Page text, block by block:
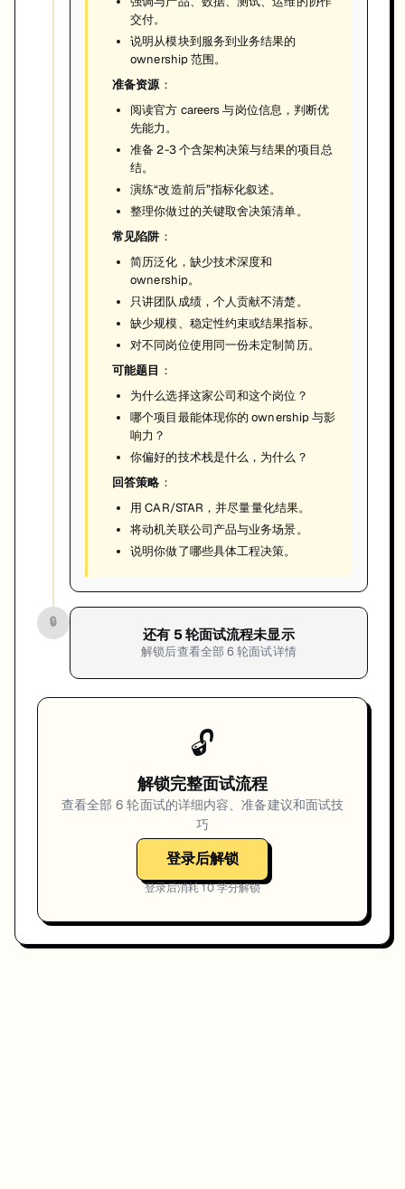
交付。
说明从模块到服务到业务结果的
ownership 范围。
准备资源：
阅读官方 careers 与岗位信息，判断优
先能力。
准备 2-3 个含架构决策与结果的项目总
结。
演练“改造前后”指标化叙述。
整理你做过的关键取舍决策清单。
常见陷阱 ：
简历泛化，缺少技术深度和
ownership。
只讲团队成绩，个人贡献不清楚。
缺少规模、稳定性约束或结果指标。
对不同岗位使用同一份未定制简历。
可能题目 ：
为什么选择这家公司和这个岗位？
哪个项目最能体现你的 ownership 与影
响力？
你偏好的技术栈是什么，为什么？
回答策略 ：
用 CAR/STAR，并尽量量化结果。
将动机关联公司产品与业务场景。
说明你做了哪些具体工程决策。
🔒
还有 5轮面试流程未显示
解锁后查看全部6 轮面试详情
🔓
解锁完整面试流程
查看全部6 轮面试的详细内容、准备建议和面试技
巧
登录后解锁
登录后消耗10学分解锁